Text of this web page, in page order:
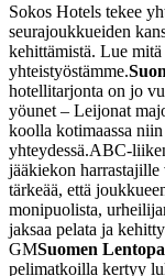
Sokos Hotels tekee
seurajoukkueiden
kehittämistä. Lue
yhteistyöstämme.
hotellitarjonta on jo
yöunet – Leijonat
koolla kotimaassa
yhteydessä.ABC-
jääkiekon
tärkeää, että
monipuolista,
jaksaa pelata ja
GMSuomen
pelimatkoilla kertyy